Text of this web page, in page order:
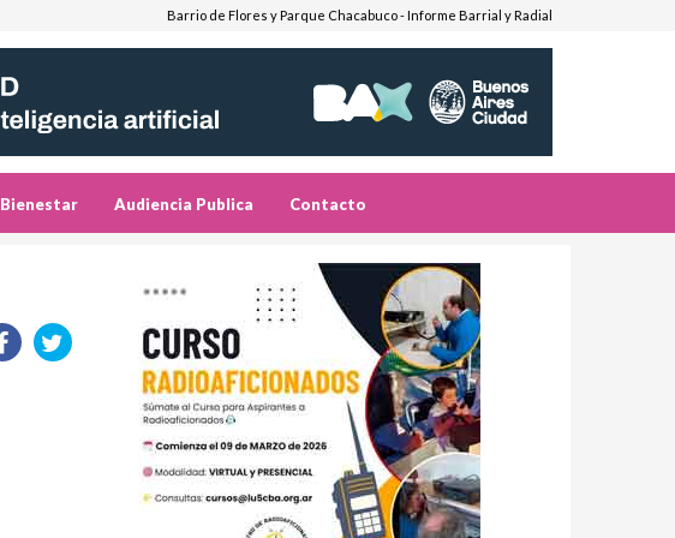
Barrio de Flores y Parque Chacabuco - Informe Barrial y Radial
Bienestar Audiencia Publica Contacto